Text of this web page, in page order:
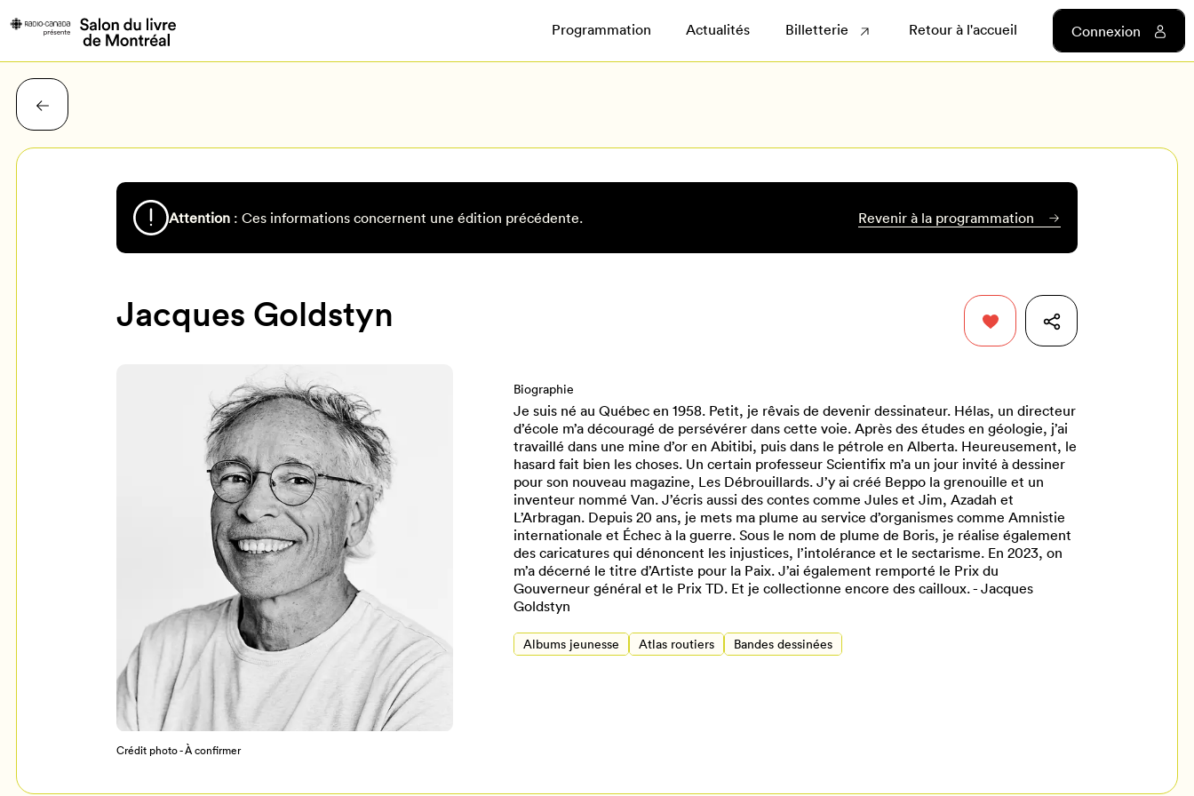
Programmation Actualités Billetterie Retour à l'accueil Connexion
Programmation
Attention : Ces informations concernent une édition précédente. Revenir à la programmation
Jacques Goldstyn
Crédit photo - À confirmer
Biographie
Je suis né au Québec en 1958. Petit, je rêvais de devenir dessinateur. Hélas, un directeur
d’école m’a découragé de persévérer dans cette voie. Après des études en géologie, j’ai
travaillé dans une mine d’or en Abitibi, puis dans le pétrole en Alberta. Heureusement, le
hasard fait bien les choses. Un certain professeur Scientifix m’a un jour invité à dessiner
pour son nouveau magazine, Les Débrouillards. J’y ai créé Beppo la grenouille et un
inventeur nommé Van. J’écris aussi des contes comme Jules et Jim, Azadah et
L’Arbragan. Depuis 20 ans, je mets ma plume au service d’organismes comme Amnistie
internationale et Échec à la guerre. Sous le nom de plume de Boris, je réalise également
des caricatures qui dénoncent les injustices, l’intolérance et le sectarisme. En 2023, on
m’a décerné le titre d’Artiste pour la Paix. J’ai également remporté le Prix du
Gouverneur général et le Prix TD. Et je collectionne encore des cailloux. - Jacques
Goldstyn
Albums jeunesse Atlas routiers Bandes dessinées
Pour enregistrer vos favoris,
connectez-vous ou créez votre profil